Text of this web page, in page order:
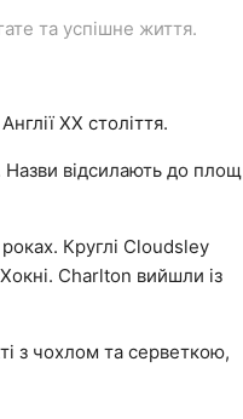
та успішне життя.
XX століття.
Назви відсилають до площ
Круглі Cloudsley
Charlton вийшли із
з чохлом та серветкою,